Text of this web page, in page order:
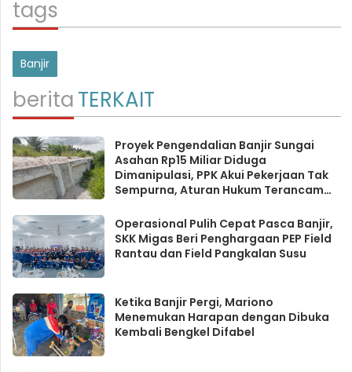
tags
Banjir
beritaTERKAIT
Proyek Pengendalian Banjir Sungai
Asahan Rp15 Miliar Diduga
Dimanipulasi, PPK Akui Pekerjaan Tak
Sempurna, Aturan Hukum Terancam
Operasional Pulih Cepat Pasca Banjir,
SKK Migas Beri Penghargaan PEP Field
Rantau dan Field Pangkalan Susu
Ketika Banjir Pergi, Mariono
Menemukan Harapan dengan Dibuka
Kembali Bengkel Difabel